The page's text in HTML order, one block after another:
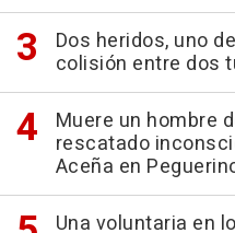
Dos heridos, uno
colisión entre dos
Muere un hombre
rescatado
Aceña en
Una voluntaria en